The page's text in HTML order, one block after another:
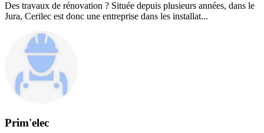
Des travaux de rénovation ? Située depuis plusieurs années, dans le
Jura, Cerilec est donc une entreprise dans les installat...
Prim'elec